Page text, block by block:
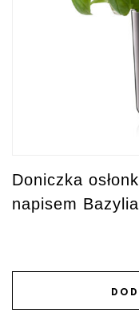
Doniczka
napisem